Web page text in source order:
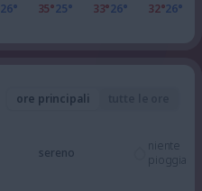
26° 35°25° 33°26° 32°26°
ore principali
sereno
niente
pioggia